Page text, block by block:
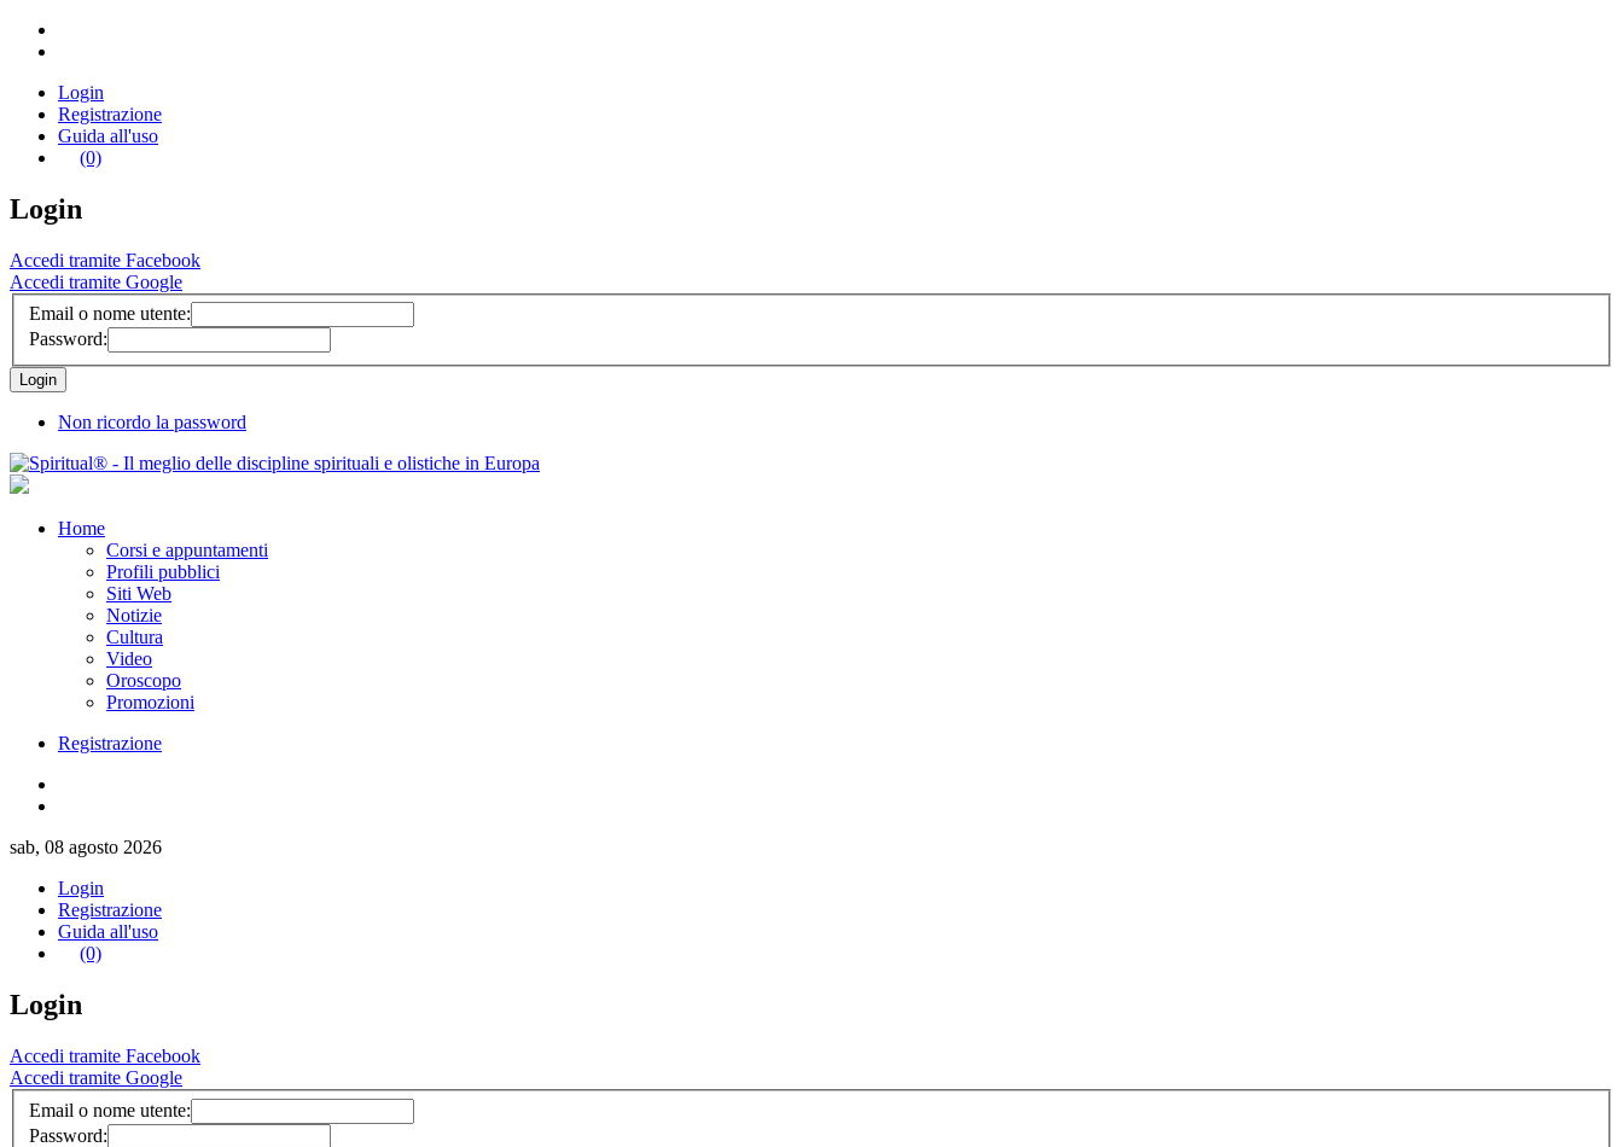
Login
Registrazione
Guida all'uso
(0)
Login
Accedi tramite Facebook
Accedi tramite Google
Email o nome utente:
Password:
Non ricordo la password
Home
Corsi e appuntamenti
Profili pubblici
Siti Web
Notizie
Cultura
Video
Oroscopo
Promozioni
Registrazione
sab, 08 agosto 2026
Login
Registrazione
Guida all'uso
(0)
Login
Accedi tramite Facebook
Accedi tramite Google
Email o nome utente:
Password: